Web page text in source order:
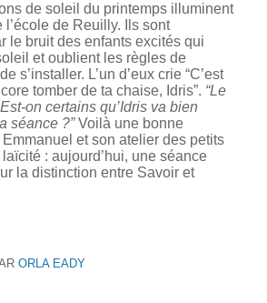
de soleil du printemps illuminent
l’école de Reuilly. Ils sont
le bruit des enfants excités qui
et oublient les règles de
s’installer. L’un d’eux crie “C’est
tomber de ta chaise, Idris”. “Le
on certains qu’Idris va bien
séance ?”Voilà une bonne
et son atelier des petits
: aujourd’hui, une séance
la distinction entre Savoir et
ORLA EADY